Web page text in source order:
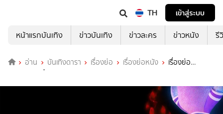
TH
เข้าสู่ระบบ
หน้าแรกบันเทิง
ข่าวบันเทิง ข่าวละคร ข่าวหนัง รี
อ่าน บันเทิงดารา เรื่องย่อ เรื่องย่อหนัง
เรื่องย่อ
Elemental เมืองอลวนธาตุอลเวง